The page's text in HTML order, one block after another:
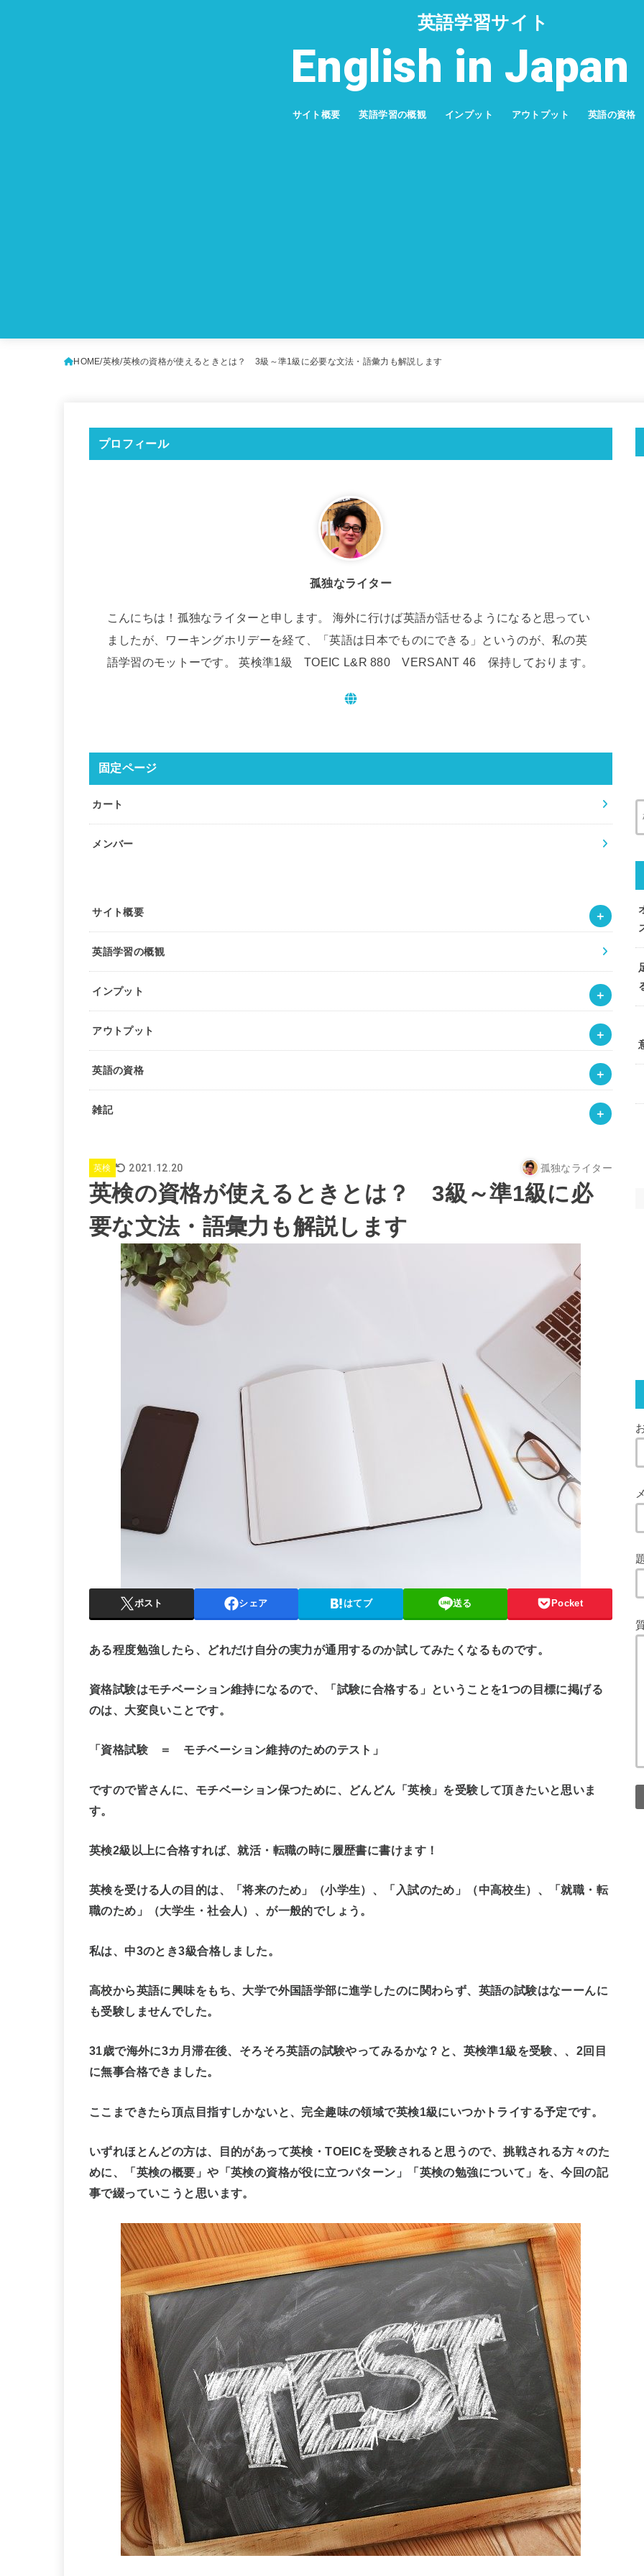
英語学習サイト
English in
サイト概要 英語学習の概観 インプット アウトプット 英語の資格
HOME 英検 英検の資格が使えるときとは？ 3級～準1級に必要な文法・語彙力も解説します
プロフィール
孤独なライター
こんにちは！孤独なライターと申します。 海外に行けば英語が話せるようになると思ってい
ましたが、ワーキングホリデーを経て、「英語は日本でものにできる」というのが、私の英
語学習のモットーです。 英検準1級 TOEIC L&R 880 VERSANT 46 保持しております。
固定ページ
カート
メンバー
サイト概要
英語学習の概観
インプット
アウトプット
英語の資格
雑記
英検 2021.12.20 孤独なライター
英検の資格が使えるときとは？ 3級～準1級に必
要な文法・語彙力も解説します
ポスト シェア はてブ 送る Pocket
ある程度勉強したら、どれだけ自分の実力が通用するのか試してみたくなるものです。
資格試験はモチベーション維持になるので、「試験に合格する」ということを1つの目標に掲げる
のは、大変良いことです。
「資格試験 ＝ モチベーション維持のためのテスト」
ですので皆さんに、モチベーション保つために、どんどん「英検」を受験して頂きたいと思いま
す。
英検2級以上に合格すれば、就活・転職の時に履歴書に書けます！
英検を受ける人の目的は、「将来のため」（小学生）、「入試のため」（中高校生）、「就職・転
職のため」（大学生・社会人）、が一般的でしょう。
私は、中3のとき3級合格しました。
高校から英語に興味をもち、大学で外国語学部に進学したのに関わらず、英語の試験はなーーんに
も受験しませんでした。
31歳で海外に3カ月滞在後、そろそろ英語の試験やってみるかな？と、英検準1級を受験、、2回目
に無事合格できました。
ここまできたら頂点目指すしかないと、完全趣味の領域で英検1級にいつかトライする予定です。
いずれほとんどの方は、目的があって英検・TOEICを受験されると思うので、挑戦される方々のた
めに、
「英検の概要」や「英検の資格が役に立つパターン」「英検の勉強について」を、今回の記
事で綴っていこうと思います。